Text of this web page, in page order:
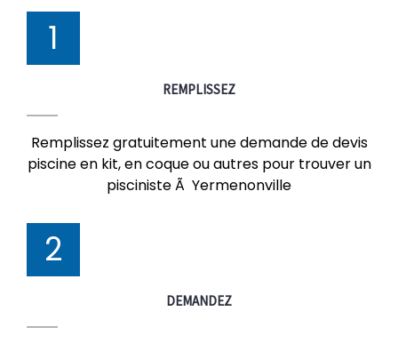
1
REMPLISSEZ
Remplissez gratuitement une demande de devis
piscine en kit, en coque ou autres pour trouver un
pisciniste Ã Yermenonville
2
DEMANDEZ